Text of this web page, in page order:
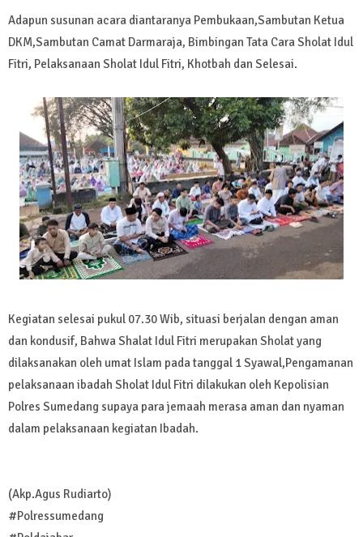
Adapun susunan acara diantaranya Pembukaan,Sambutan Ketua
DKM,Sambutan Camat Darmaraja, ⁠Bimbingan Tata Cara Sholat Idul
Fitri, Pelaksanaan Sholat Idul Fitri, ⁠Khotbah dan ⁠Selesai.
Kegiatan selesai pukul 07.30 Wib, situasi berjalan dengan aman
dan kondusif, Bahwa Shalat Idul Fitri merupakan Sholat yang
dilaksanakan oleh umat Islam pada tanggal 1 Syawal,Pengamanan
pelaksanaan ibadah Sholat Idul Fitri dilakukan oleh Kepolisian
Polres Sumedang supaya para jemaah merasa aman dan nyaman
dalam pelaksanaan kegiatan Ibadah.
(Akp.Agus Rudiarto)
#Polressumedang